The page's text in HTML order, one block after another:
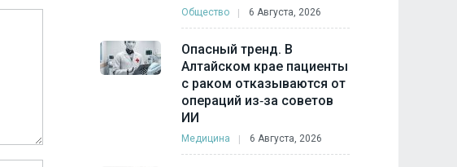
Общество 6 Августа, 2026
Опасный тренд. В
Алтайском крае пациенты
с раком отказываются от
операций из‑за советов
ИИ
Медицина 6 Августа, 2026